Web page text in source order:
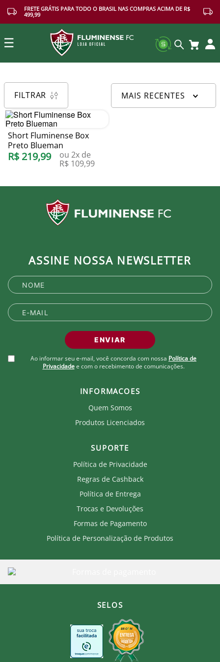
FRETE GRÁTIS PARA TODO O BRASIL NAS COMPRAS ACIMA DE R$
499,99
☰
FILTRAR MAIS RECENTES
Short Fluminense Box
Preto Blueman
R$ 219,99 ou 2x de
R$ 109,99
ASSINE NOSSA NEWSLETTER
ENVIAR
Ao informar seu e-mail, você concorda com nossa Política de
Privacidade e com o recebimento de comunicações.
INFORMACOES
Quem Somos
Produtos Licenciados
SUPORTE
Política de Privacidade
Regras de Cashback
Política de Entrega
Trocas e Devoluções
Formas de Pagamento
Política de Personalização de Produtos
SELOS